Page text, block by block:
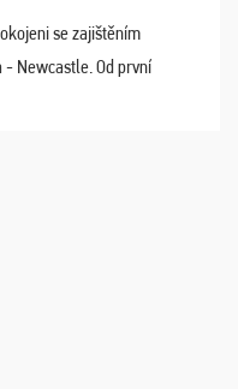
se zajištěním
Newcastle. Od první